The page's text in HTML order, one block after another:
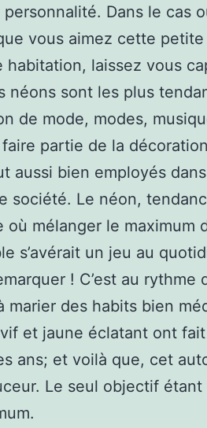
Dans le cas
vous aimez cette
habitation, laissez vous
néons sont les plus
de mode, modes,
partie de la
aussi bien employés dans
société. Le néon,
où mélanger le maximum
s’avérait un jeu au
! C’est au rythme
marier des habits bien
et jaune éclatant ont
ans; et voilà que, cet
Le seul objectif étant